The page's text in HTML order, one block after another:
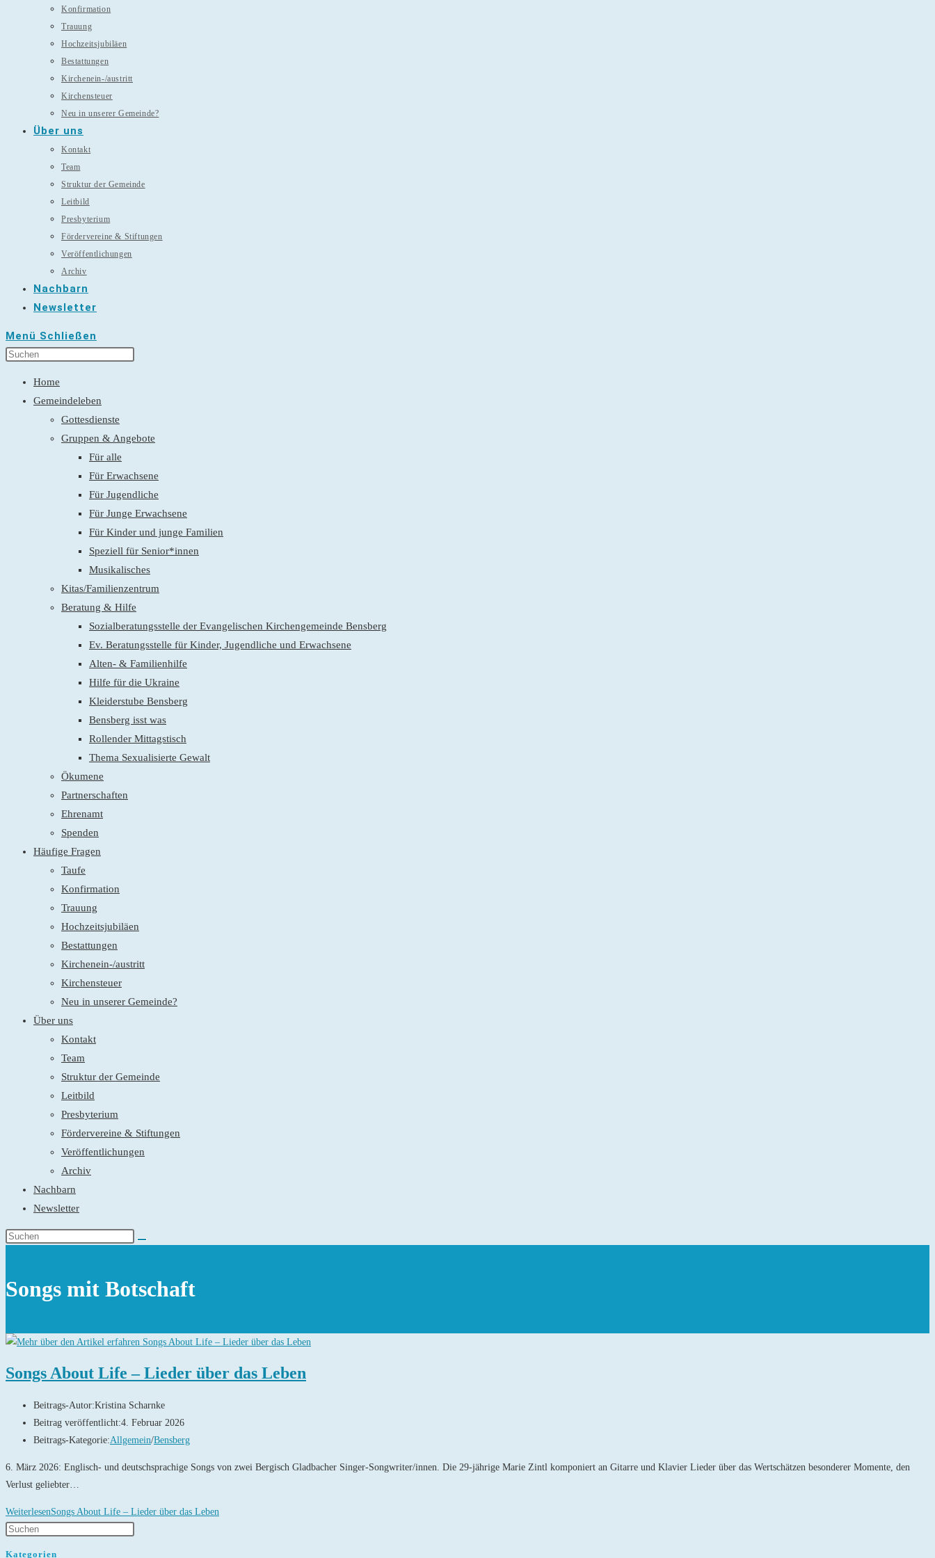
Konfirmation
Trauung
Hochzeitsjubiläen
Bestattungen
Kirchenein-/austritt
Kirchensteuer
Neu in unserer Gemeinde?
Über uns
Kontakt
Team
Struktur der Gemeinde
Leitbild
Presbyterium
Fördervereine & Stiftungen
Veröffentlichungen
Archiv
Nachbarn
Newsletter
Menü Schließen
Home
Gemeindeleben
Gottesdienste
Gruppen & Angebote
Für alle
Für Erwachsene
Für Jugendliche
Für Junge Erwachsene
Für Kinder und junge Familien
Speziell für Senior*innen
Musikalisches
Kitas/Familienzentrum
Beratung & Hilfe
Sozialberatungsstelle der Evangelischen Kirchengemeinde Bensberg
Ev. Beratungsstelle für Kinder, Jugendliche und Erwachsene
Alten- & Familienhilfe
Hilfe für die Ukraine
Kleiderstube Bensberg
Bensberg isst was
Rollender Mittagstisch
Thema Sexualisierte Gewalt
Ökumene
Partnerschaften
Ehrenamt
Spenden
Häufige Fragen
Taufe
Konfirmation
Trauung
Hochzeitsjubiläen
Bestattungen
Kirchenein-/austritt
Kirchensteuer
Neu in unserer Gemeinde?
Über uns
Kontakt
Team
Struktur der Gemeinde
Leitbild
Presbyterium
Fördervereine & Stiftungen
Veröffentlichungen
Archiv
Nachbarn
Newsletter
Songs mit Botschaft
Songs About Life – Lieder über das Leben
Beitrags-Autor:Kristina Scharnke
Beitrag veröffentlicht:4. Februar 2026
Beitrags-Kategorie:Allgemein/Bensberg
6. März 2026: Englisch- und deutschsprachige Songs von zwei Bergisch Gladbacher Singer-Songwriter/innen. Die 29-jährige Marie Zintl komponiert an Gitarre und Klavier Lieder über das Wertschätzen besonderer Momente, den
Verlust geliebter…
WeiterlesenSongs About Life – Lieder über das Leben
Kategorien